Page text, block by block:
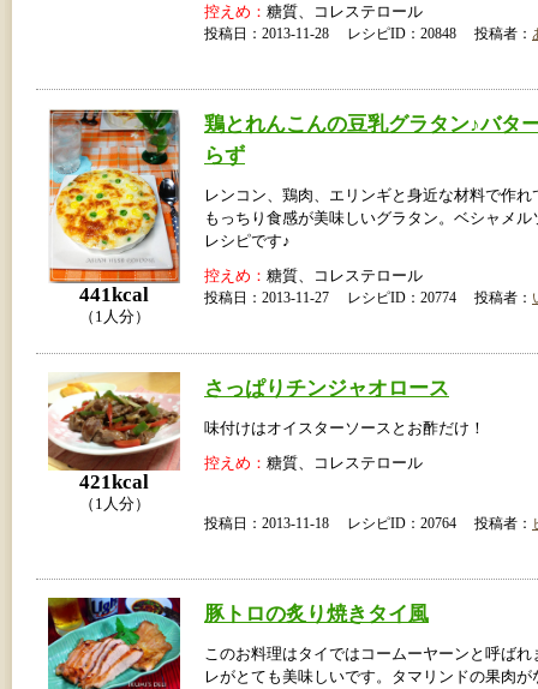
控えめ： 糖質、コレステロール
投稿日：2013-11-28 レシピID：20848 投稿者：
441kcal
（1人分）
鶏とれんこんの豆乳グラタン♪バタ
らず
レンコン、鶏肉、エリンギと身近な材料で作れ
もっちり食感が美味しいグラタン。ベシャメル
レシピです♪
控えめ： 糖質、コレステロール
投稿日：2013-11-27 レシピID：20774 投稿者：
421kcal
（1人分）
さっぱりチンジャオロース
味付けはオイスターソースとお酢だけ！
控えめ： 糖質、コレステロール
投稿日：2013-11-18 レシピID：20764 投稿者：
豚トロの炙り焼きタイ風
このお料理はタイではコームーヤーンと呼ばれ
レがとても美味しいです。タマリンドの果肉が